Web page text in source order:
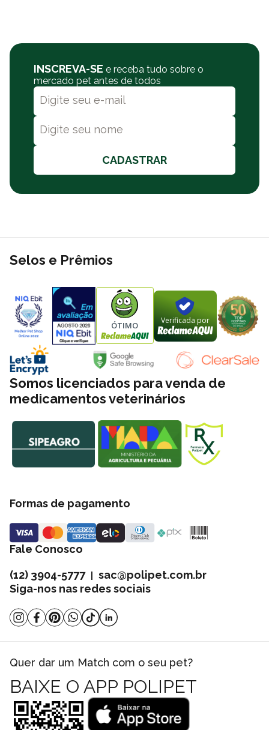
INSCREVA-SE e receba tudo sobre o
mercado pet antes de todos
CADASTRAR
Selos e Prêmios
ÓTIMO Verificada por
Somos licenciados para venda de
medicamentos veterinários
Formas de pagamento
Fale Conosco
(12) 3904-5777| sac@polipet.com.br
Siga-nos nas redes sociais
Quer dar um Match com o seu pet?
BAIXE O APP POLIPET